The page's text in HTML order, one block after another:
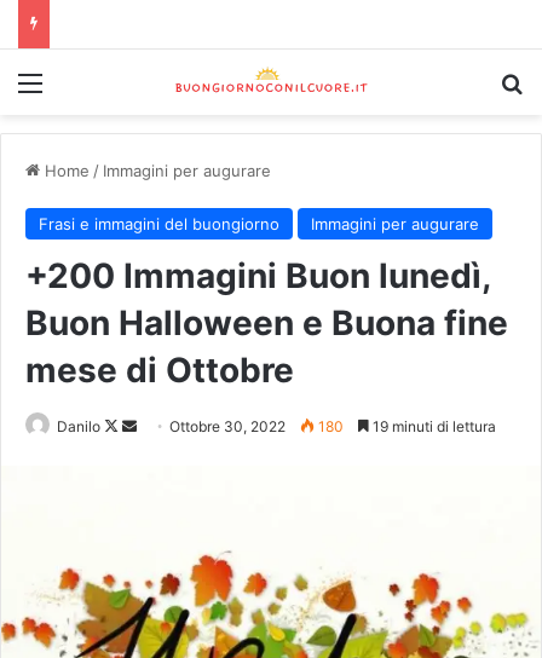
Home / Immagini per augurare
Frasi e immagini del buongiorno Immagini per augurare
+200 Immagini Buon lunedì,
Buon Halloween e Buona fine
mese di Ottobre
Danilo Ottobre 30, 2022 180 19 minuti di lettura